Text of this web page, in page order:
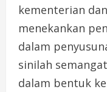
kementerian
menekankan
dalam
sinilah
dalam bentuk